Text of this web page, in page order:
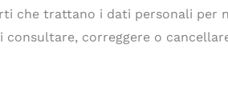
che trattano i dati personali per
correggere o